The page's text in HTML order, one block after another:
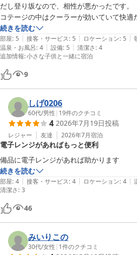
だし登り坂なので、相性が悪かったです。
コテージの中はクーラーが効いていて快適
を常備してくださっていました。
虫が多いのはしょうがないです。
自然に囲まれているので。
コテージの中もキレイでした。
前に宿泊されていた方の髪の毛なのかはわ
落ちていたのが気になりましたが。
我が家は女子が多いので、床が髪の毛だら
し訳なかったです。
夜空は星がキレイで自然を感じられました⭐︎
スタッフの方とすれ違う時に、こんにちは
ちがよかったです！
子供たちもいい思い出になったようです！
また行きたい！と思いました。
続きを読む
部屋: 5 | 接客・サービス: 5 | ロケーション: 5 |
温泉・お風呂: 4 | 設備: 5 | 清潔さ: 4
追加情報:小さな子供と一緒に宿泊
9
しげ0206
60代/男性 | 19件のクチコミ
4 2026年7月19日投稿
レジャー 友達 2026年7月宿泊
電子レンジがあればもっと便利
備品に電子レンジがあれば助かります
続きを読む
部屋: 4 | 接客・サービス: 4 | ロケーション: 4 |
清潔さ: 3
46
みいりこの
30代/女性 | 1件のクチコミ